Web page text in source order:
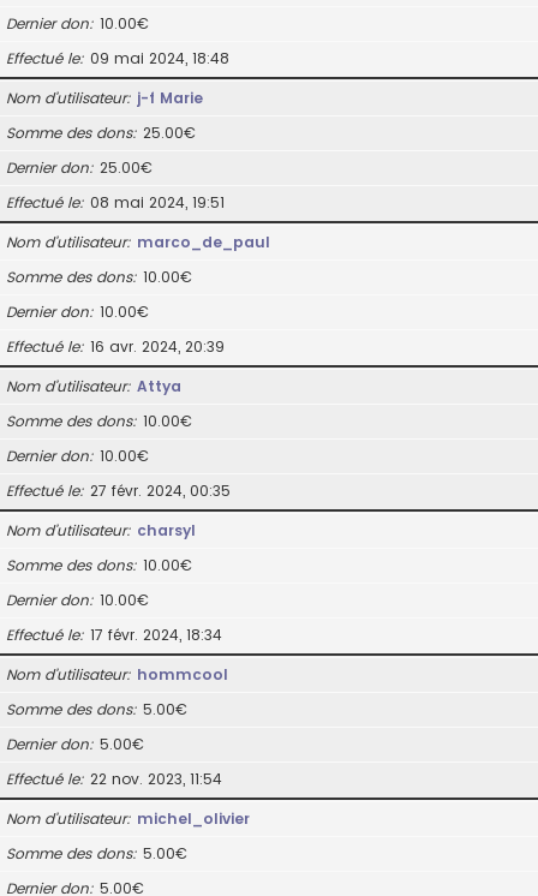
Dernier don 10.00€
Effectué le 09 mai 2024, 18:48
Nom d’utilisateur j-f Marie
Somme des dons 25.00€
Dernier don 25.00€
Effectué le 08 mai 2024, 19:51
Nom d’utilisateur marco_de_paul
Somme des dons 10.00€
Dernier don 10.00€
Effectué le 16 avr. 2024, 20:39
Nom d’utilisateur Attya
Somme des dons 10.00€
Dernier don 10.00€
Effectué le 27 févr. 2024, 00:35
Nom d’utilisateur charsyl
Somme des dons 10.00€
Dernier don 10.00€
Effectué le 17 févr. 2024, 18:34
Nom d’utilisateur hommcool
Somme des dons 5.00€
Dernier don 5.00€
Effectué le 22 nov. 2023, 11:54
Nom d’utilisateur michel_olivier
Somme des dons 5.00€
Dernier don 5.00€